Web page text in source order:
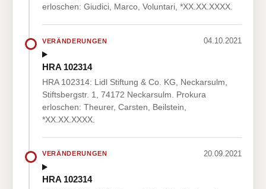
erloschen: Giudici, Marco, Voluntari, *XX.XX.XXXX.
VERÄNDERUNGEN 04.10.2021
HRA 102314
HRA 102314: Lidl Stiftung & Co. KG, Neckarsulm,
Stiftsbergstr. 1, 74172 Neckarsulm. Prokura
erloschen: Theurer, Carsten, Beilstein,
*XX.XX.XXXX.
VERÄNDERUNGEN 20.09.2021
HRA 102314